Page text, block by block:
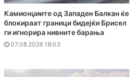
Камионџиите од Западен Балкан ќе
блокираат граници бидејќи Брисел
ги игнорира нивните барања
07.08.2026 18:03